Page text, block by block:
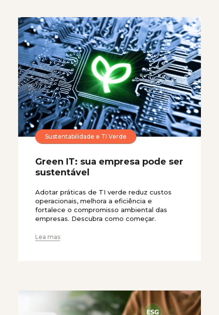
Sustentabilidade e TI Verde
Green IT: sua empresa pode ser
sustentável
Adotar práticas de TI verde reduz custos
operacionais, melhora a eficiência e
fortalece o compromisso ambiental das
empresas. Descubra como começar.
Lea mas